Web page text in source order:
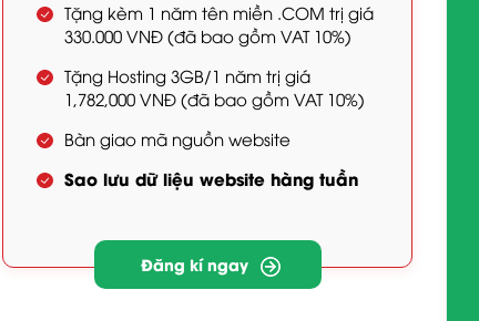
Tặng kèm 1 năm tên miền .COM trị giá
330.000 VNĐ (đã bao gồm VAT 10%)
Tặng Hosting 3GB/1 năm trị giá
1,782,000 VNĐ (đã bao gồm VAT 10%)
Bàn giao mã nguồn website
Sao lưu dữ liệu website hàng tuần
Đăng kí ngay